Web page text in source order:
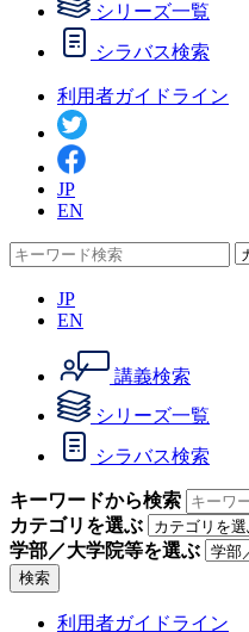
シリーズ一覧
シラバス検索
利用者ガイドライン
JP
EN
JP
EN
講義検索
シリーズ一覧
シラバス検索
キーワードから検索
カテゴリを選ぶ
学部／大学院等を選ぶ
検索
利用者ガイドライン